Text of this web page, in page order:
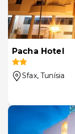
Pacha Hotel
Sfax, Tunísia